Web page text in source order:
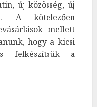
új közösség, új
A kötelezően
mellett
hogy a kicsi
felkészítsük a